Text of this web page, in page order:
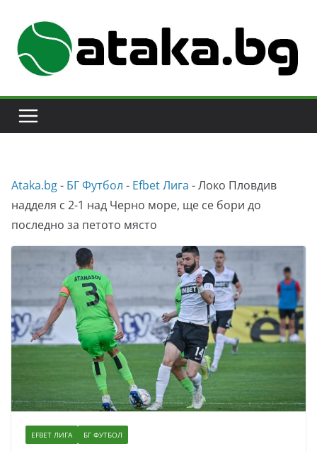
content
Аtaka.bg- БГ Футбол - Efbet Лига -Локо Пловдив
надделя с 2-1 над Черно море, ще се бори до
последно за петото място
EFBET ЛИГА БГ ФУТБОЛ